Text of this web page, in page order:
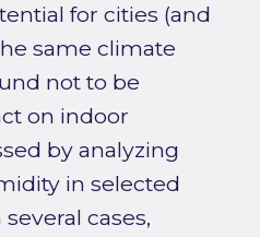
for cities (and
same climate
not to be
on indoor
by analyzing
in selected
cases,